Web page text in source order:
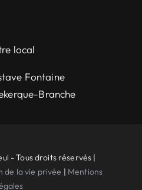
local
Fontaine
Branche
- Tous droits réservés |
de la vie privée | Mentions